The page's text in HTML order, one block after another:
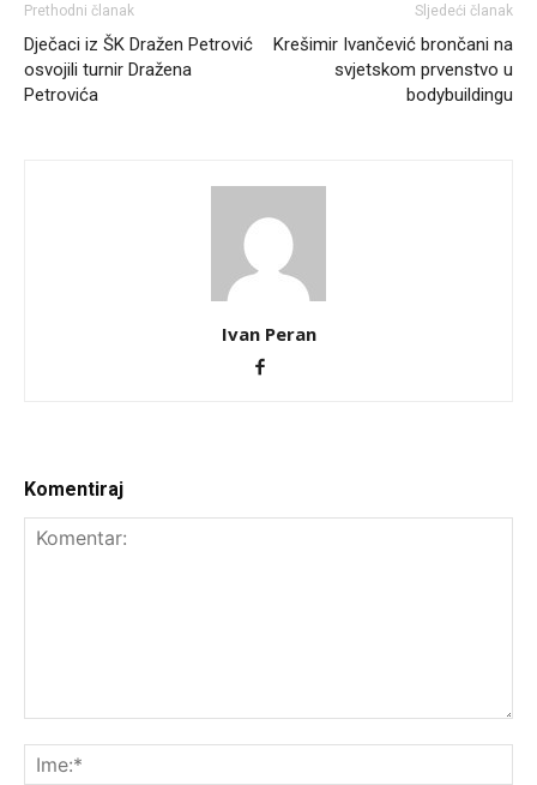
Prethodni članak
Dječaci iz ŠK Dražen Petrović
osvojili turnir Dražena
Petrovića
Sljedeći članak
Krešimir Ivančević brončani na
svjetskom prvenstvo u
bodybuildingu
Ivan Peran
Komentiraj